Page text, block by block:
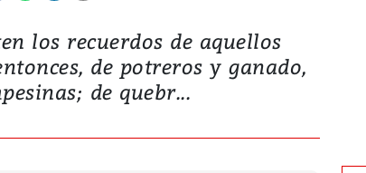
los recuerdos de aquellos
de potreros y ganado,
de quebr...